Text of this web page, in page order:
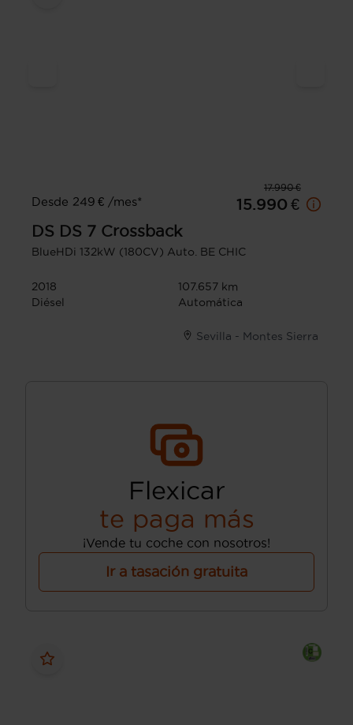
17.990 €
Desde 249 € /mes*
15.990 €
DS DS 7 Crossback
BlueHDi 132kW (180CV) Auto. BE CHIC
2018
107.657 km
Diésel
Automática
Sevilla - Montes Sierra
Flexicar
te paga más
¡Vende tu coche con nosotros!
Ir a tasación gratuita